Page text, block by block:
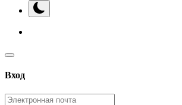
Вход